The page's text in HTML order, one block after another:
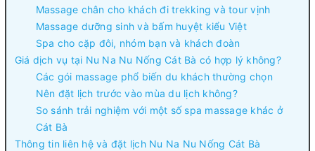
Massage chân cho khách đi trekking và tour vịnh
Massage dưỡng sinh và bấm huyệt kiểu Việt
Spa cho cặp đôi, nhóm bạn và khách đoàn
Giá dịch vụ tại Nu Na Nu Nống Cát Bà có hợp lý không?
Các gói massage phổ biến du khách thường chọn
Nên đặt lịch trước vào mùa du lịch không?
So sánh trải nghiệm với một số spa massage khác ở
Cát Bà
Thông tin liên hệ và đặt lịch Nu Na Nu Nống Cát Bà